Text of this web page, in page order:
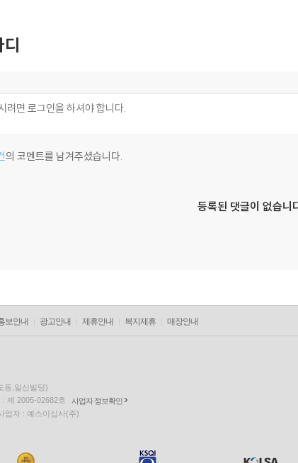
의 코멘트를 남겨주셨습니다.
등록된 댓글이 없습니
보안내 광고안내 제휴안내 복지제휴 매장안내
동,일신빌딩)
제 2005-02682호
사업자 정보확인
업자 : 예스이십사(주)